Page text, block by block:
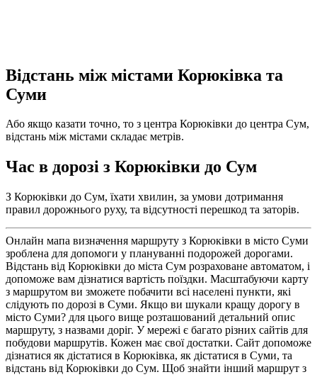
Відстань між містами Корюківка та
Суми
Або якщо казати точно, то з центра Корюківки до центра Сум,
відстань між містами складає метрів.
Час в дорозі з Корюківки до Сум
З Корюківки до Сум, їхати хвилин, за умови дотримання
правил дорожнього руху, та відсутності перешкод та заторів.
Онлайн мапа визначення маршруту з Корюківки в місто Суми
зроблена для допомоги у плануванні подорожей дорогами.
Відстань від Корюківки до міста Сум розраховане автоматом, і
допоможе вам дізнатися вартість поїздки. Масштабуючи карту
з маршрутом ви зможете побачити всі населені пункти, які
слідують по дорозі в Суми. Якщо ви шукали кращу дорогу в
місто Суми? для цього вище розташований детальний опис
маршруту, з назвами доріг. У мережі є багато різних сайтів для
побудови маршрутів. Кожен має свої достатки. Сайт допоможе
дізнатися як дістатися в Корюківка, як дістатися в Суми, та
відстань від Корюківки до Сум. Щоб знайти інший маршрут з